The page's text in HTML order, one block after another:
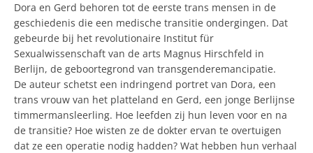
Dora en Gerd behoren tot de eerste trans mensen in de
geschiedenis die een medische transitie ondergingen. Dat
gebeurde bij het revolutionaire Institut für
Sexualwissenschaft van de arts Magnus Hirschfeld in
Berlijn, de geboortegrond van transgenderemancipatie.
De auteur schetst een indringend portret van Dora, een
trans vrouw van het platteland en Gerd, een jonge Berlijnse
timmermansleerling. Hoe leefden zij hun leven voor en na
de transitie? Hoe wisten ze de dokter ervan te overtuigen
dat ze een operatie nodig hadden? Wat hebben hun verhaal